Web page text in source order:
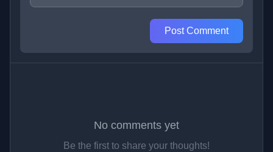
Post Comment
No comments yet
Be the first to share your thoughts!